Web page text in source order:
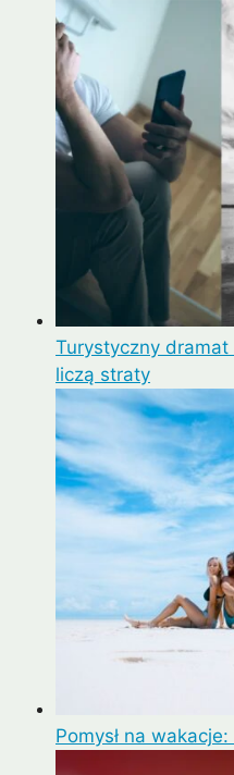
Turystyczny
liczą straty
Pomysł na